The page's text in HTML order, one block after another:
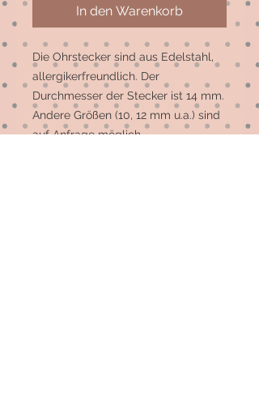
In den Warenkorb
Die Ohrstecker sind aus Edelstahl,
allergikerfreundlich. Der
Durchmesser der Stecker ist 14 mm.
Andere Größen (10, 12 mm u.a.) sind
auf Anfrage möglich.